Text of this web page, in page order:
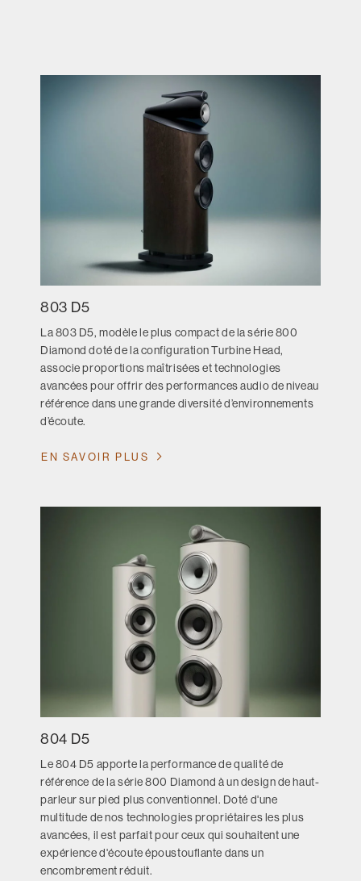
803 D5
La 803 D5, modèle le plus compact de la série 800
Diamond doté de la configuration Turbine Head,
associe proportions maîtrisées et technologies
avancées pour offrir des performances audio de niveau
référence dans une grande diversité d’environnements
d’écoute.
EN SAVOIR PLUS
804 D5
Le 804 D5 apporte la performance de qualité de
référence de la série 800 Diamond à un design de haut-
parleur sur pied plus conventionnel. Doté d'une
multitude de nos technologies propriétaires les plus
avancées, il est parfait pour ceux qui souhaitent une
expérience d'écoute époustouflante dans un
encombrement réduit.